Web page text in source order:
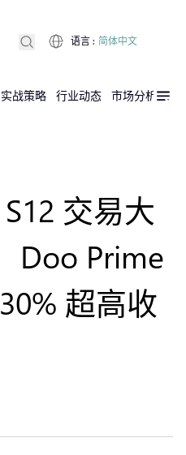
实战策略 行业动态 市场分析
语言 : 简体中文
交易大
Doo Prime
超高收